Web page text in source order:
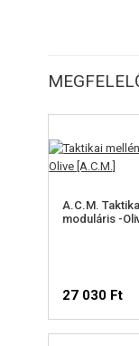
A.C.M.
moduláris -
27 030 Ft